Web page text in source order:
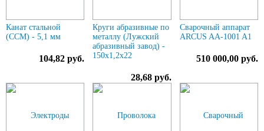
Канат стальной
(ССМ) - 5,1 мм
104,82 руб.
Круги абразивные по
металлу (Лужский
абразивный завод) -
150х1,2х22
28,68 руб.
Сварочный аппарат
ARCUS AA-1001 A1
510 000,00 руб.